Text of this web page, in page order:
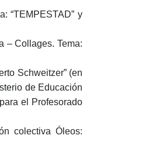
“TEMPESTAD” y
– Collages. Tema:
Schweitzer” (en
de Educación
el Profesorado
colectiva Óleos: